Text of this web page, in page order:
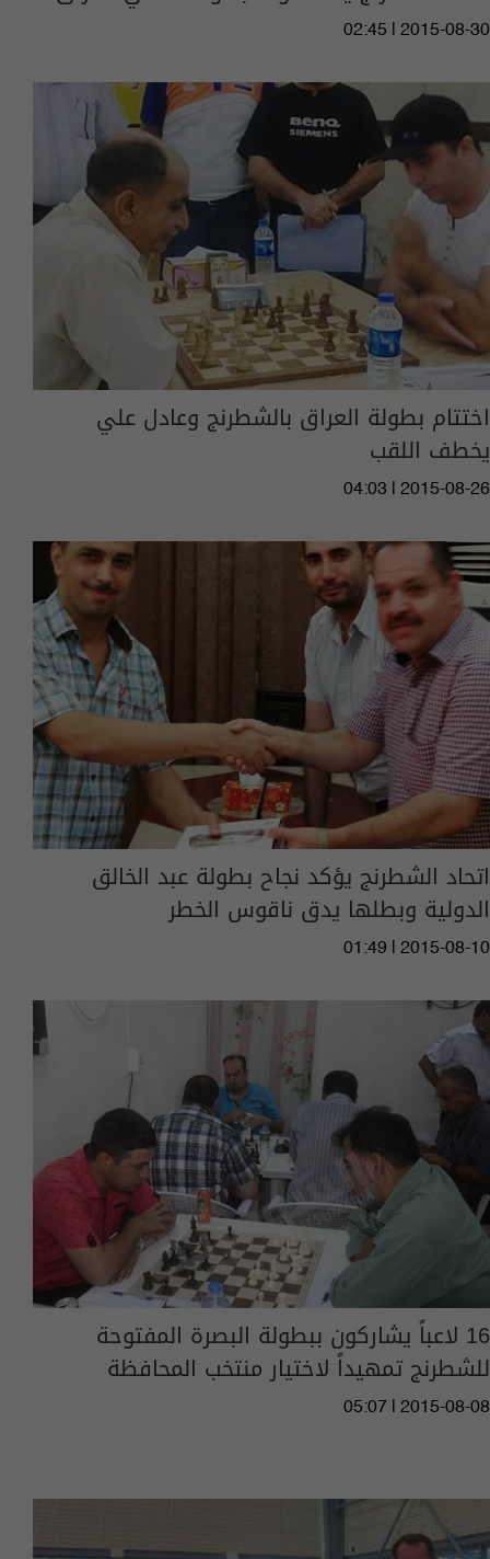
02:45 | 2015-08-30
اختتام بطولة العراق بالشطرنج وعادل علي
يخطف اللقب
04:03 | 2015-08-26
اتحاد الشطرنج يؤكد نجاح بطولة عبد الخالق
الدولية وبطلها يدق ناقوس الخطر
01:49 | 2015-08-10
16 لاعباً يشاركون ببطولة البصرة المفتوحة
للشطرنج تمهيداً لاختيار منتخب المحافظة
05:07 | 2015-08-08